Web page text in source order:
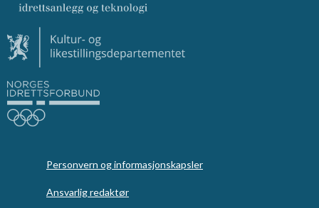
Personvern og informasjonskapsler
Ansvarlig redaktør